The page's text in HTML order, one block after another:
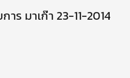
ร มาเก๊า 23-11-2014